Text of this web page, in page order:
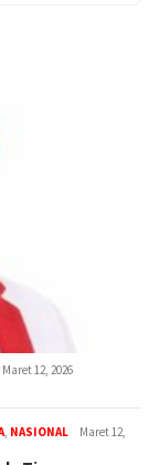
Maret 12, 2026
, NASIONAL
Maret 12,